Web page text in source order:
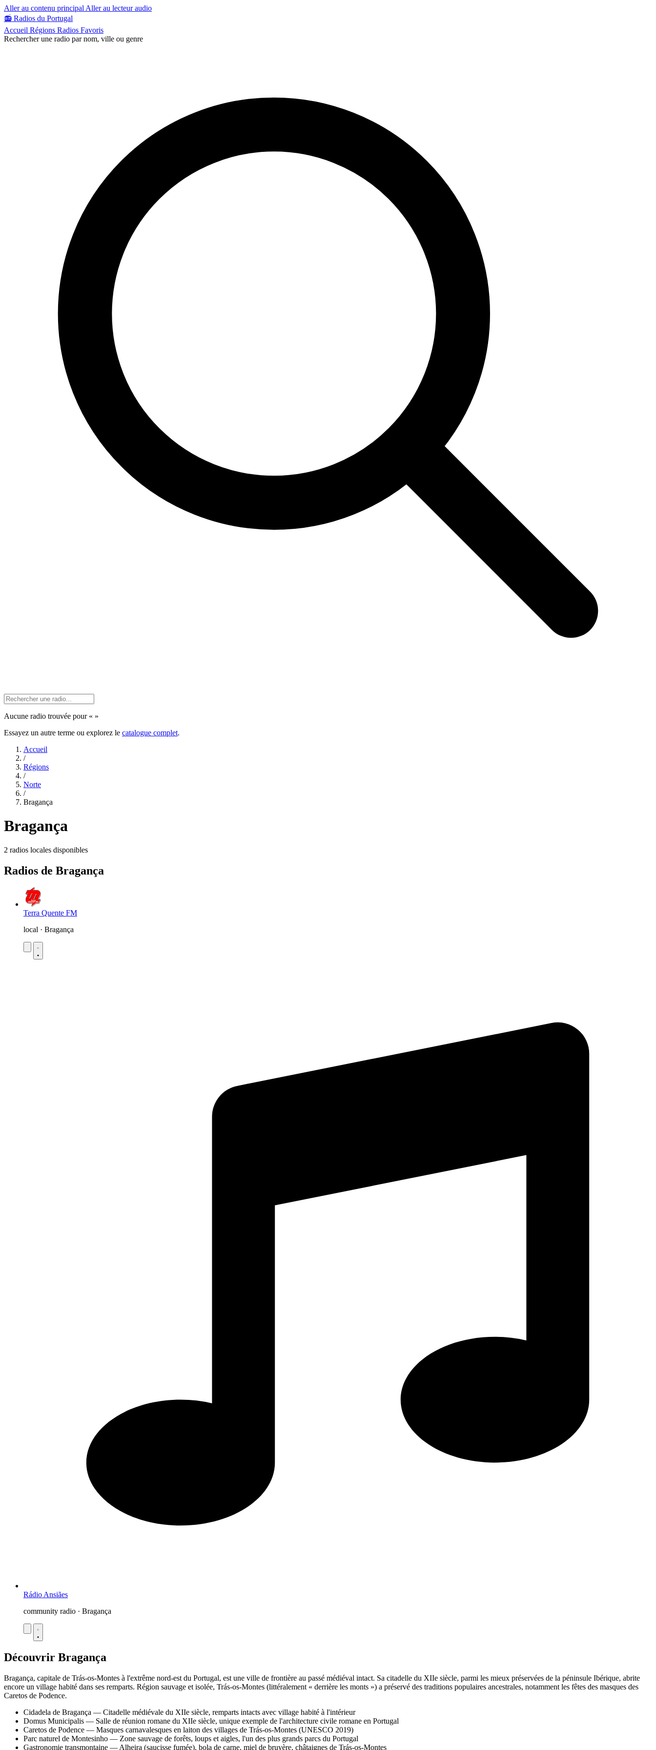
Aller au contenu principal Aller au lecteur audio
📻 Radios du Portugal
Accueil Régions Radios Favoris
Rechercher une radio par nom, ville ou genre
Aucune radio trouvée pour « »
Essayez un autre terme ou explorez le catalogue complet.
Accueil
/
Régions
/
Norte
/
Bragança
Bragança
2 radios locales disponibles
Radios de Bragança
Terra Quente FM
local · Bragança
Rádio Ansiães
community radio · Bragança
Découvrir Bragança
Bragança, capitale de Trás-os-Montes à l'extrême nord-est du Portugal, est une ville de frontière au passé médiéval intact. Sa citadelle du XIIe siècle, parmi les mieux préservées de la péninsule Ibérique, abrite
encore un village habité dans ses remparts. Région sauvage et isolée, Trás-os-Montes (littéralement « derrière les monts ») a préservé des traditions populaires ancestrales, notamment les fêtes des masques des
Caretos de Podence.
Cidadela de Bragança — Citadelle médiévale du XIIe siècle, remparts intacts avec village habité à l'intérieur
Domus Municipalis — Salle de réunion romane du XIIe siècle, unique exemple de l'architecture civile romane en Portugal
Caretos de Podence — Masques carnavalesques en laiton des villages de Trás-os-Montes (UNESCO 2019)
Parc naturel de Montesinho — Zone sauvage de forêts, loups et aigles, l'un des plus grands parcs du Portugal
Gastronomie transmontaine — Alheira (saucisse fumée), bola de carne, miel de bruyère, châtaignes de Trás-os-Montes